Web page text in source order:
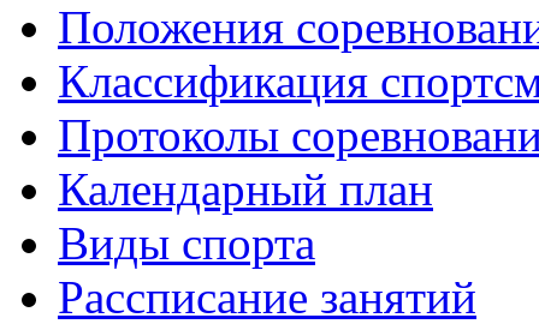
Положения
Классификация
Протоколы
Календарный план
Виды спорта
Рассписание занятий